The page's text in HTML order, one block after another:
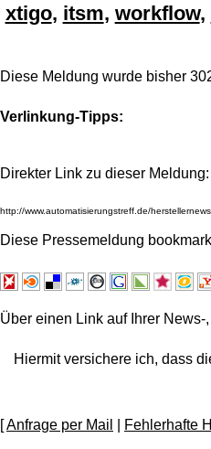
xtigo, itsm, workflow,
Diese Meldung wurde bisher
Verlinkung-Tipps:
Direkter Link zu dieser Meldung:
Diese Pressemeldung
Über einen Link auf Ihrer
Hiermit versichere ich, dass
[Anfrage per Mail Fehlerhafte